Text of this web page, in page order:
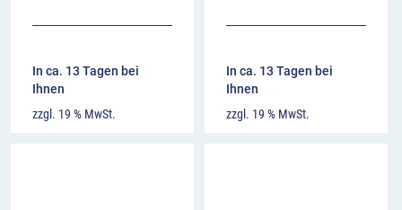
In ca. 13 Tagen bei
Ihnen
zzgl. 19 % MwSt.
In ca. 13 Tagen bei
Ihnen
zzgl. 19 % MwSt.